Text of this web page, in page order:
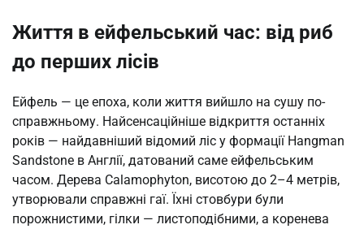
Життя в ейфельський час: від риб
до перших лісів
Ейфель — це епоха, коли життя вийшло на сушу по-
справжньому. Найсенсаційніше відкриття останніх
років — найдавніший відомий ліс у формації Hangman
Sandstone в Англії, датований саме ейфельським
часом. Дерева Calamophyton, висотою до 2–4 метрів,
утворювали справжні гаї. Їхні стовбури були
порожнистими, гілки — листоподібними, а коренева